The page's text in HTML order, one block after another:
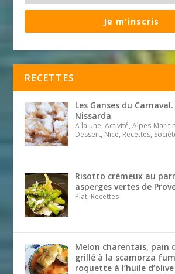
Je m'inscris
RECETTES
Les Ganses du
Nissarda
A la une, Activité, Alpes-
Dessert, Nice, Recettes,
Risotto crémeux au
asperges vertes de
Plat, Recettes
Melon charentais, pain
grillé à la scamorza
roquette à l’huile d’olive